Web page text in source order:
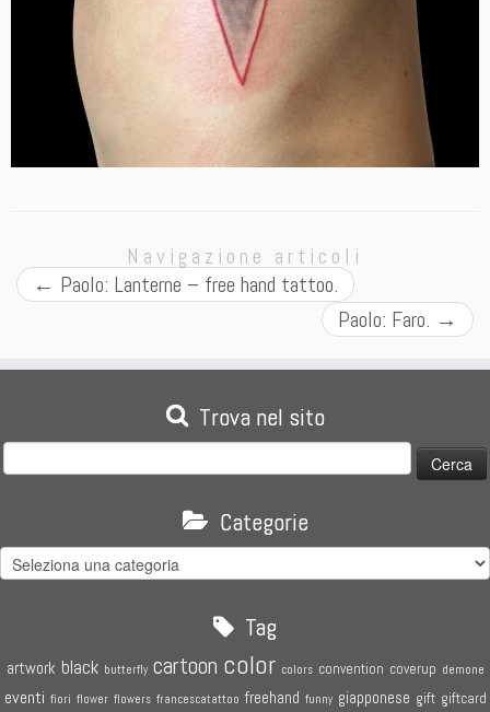
Navigazione articoli
← Paolo: Lanterne – free hand tattoo.
Paolo: Faro. →
Trova nel sito
per:
Categorie
Categorie
Tag
artwork black butterfly cartoon color colors convention coverup demone
eventi fiori flower flowers francescatattoo freehand funny giapponese gift giftcard